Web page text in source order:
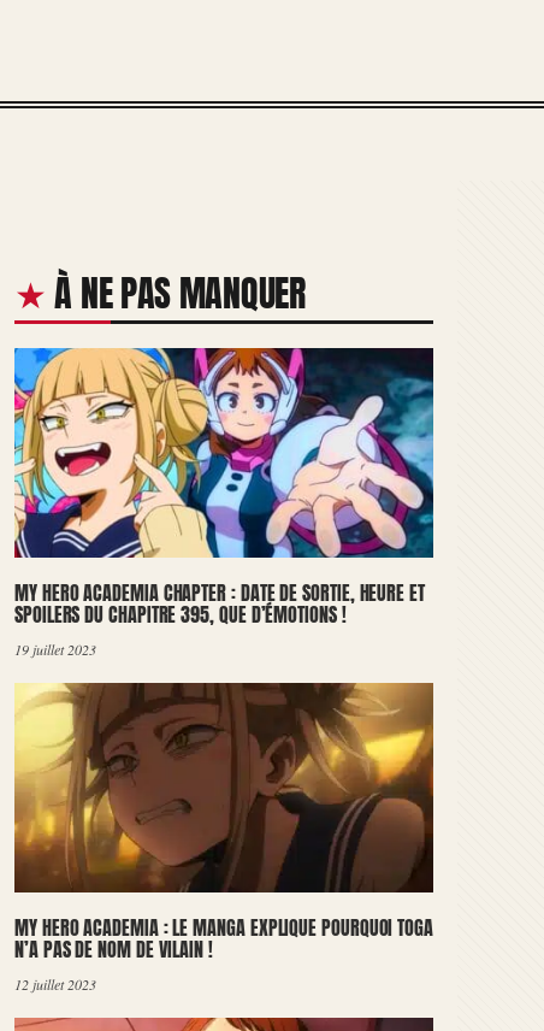
À NE PAS MANQUER
MY HERO ACADEMIA CHAPTER : DATE DE SORTIE, HEURE ET
SPOILERS DU CHAPITRE 395, QUE D’ÉMOTIONS !
19 juillet 2023
MY HERO ACADEMIA : LE MANGA EXPLIQUE POURQUOI TOGA
N’A PAS DE NOM DE VILAIN !
12 juillet 2023